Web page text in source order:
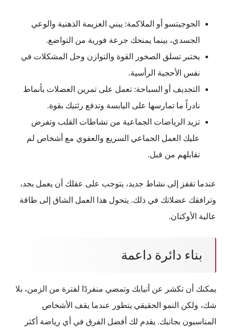
الجوجيتسو أو الملاكمة: يبني العزيمة الذهنية والوعي
الجسدي، بينما يمنحك جرعة فورية من التواضع.
يختبر تسلق الصخور القوة والتوازن وحل المشكلات في
نفس الأحجية الرأسية.
التجديف أو السباحة: تعمل على تمرين العضلات بأنماط
نادراً ما تمارسها على اليابسة وتدفع رئتيك بقوة.
تزيد الرياضات الجماعية من نشاطات القلب وتفرض
عليك العمل الجماعي السريع والعفوي مع أشخاص لم
تقابلهم من قبل.
عندما تقفز إلى نشاط جديد، يتوجب على عقلك أن يعمل بجد،
وترافقك عضلاتك في ذلك. يتحول هذا العمل الشاق إلى طاقة
عالية الأوكتان.
بناء دائرة داعمة
يمكنك أن تكشر عن أنيابك وتمضي منفردًا لفترة من الزمن، بلا
شك، ولكن النمو الحقيقي يتطور عندما يقف الأشخاص
المناسبون بجانبك. يقدم لك أفضل الفرق في أي رياضة أكثر